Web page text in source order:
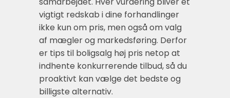
vigtigt redskab i dine forhandlinger
ikke kun om pris, men også om valg
af mægler og markedsføring. Derfor
er tips til boligsalg høj pris netop at
indhente konkurrerende tilbud, så du
proaktivt kan vælge det bedste og
billigste alternativ.